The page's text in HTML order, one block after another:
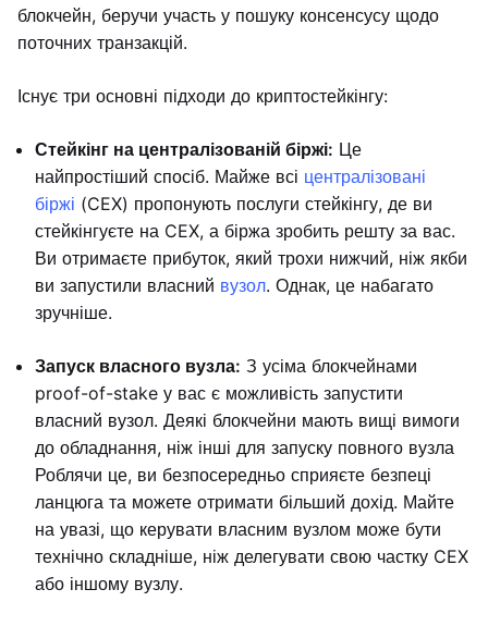
блокчейн, беручи участь у пошуку консенсусу щодо
поточних транзакцій.
Існує три основні підходи до криптостейкінгу:
Стейкінг на централізованій біржі: Це
найпростіший спосіб. Майже всі централізовані
біржі (CEX) пропонують послуги стейкінгу, де ви
стейкінгуєте на CEX, а біржа зробить решту за вас.
Ви отримаєте прибуток, який трохи нижчий, ніж якби
ви запустили власний вузол. Однак, це набагато
зручніше.
Запуск власного вузла: З усіма блокчейнами
proof-of-stake у вас є можливість запустити
власний вузол. Деякі блокчейни мають вищі вимоги
до обладнання, ніж інші для запуску повного вузла
Роблячи це, ви безпосередньо сприяєте безпеці
ланцюга та можете отримати більший дохід. Майте
на увазі, що керувати власним вузлом може бути
технічно складніше, ніж делегувати свою частку CEX
або іншому вузлу.